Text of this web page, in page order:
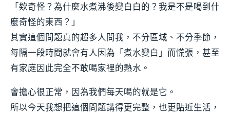
「欸奇怪？為什麼水煮沸後變白白的？我是不是喝到什
麼奇怪的東西？」
其實這個問題真的超多人問我，不分區域、不分季節，
每隔一段時間就會有人因為「煮水變白」而慌張，甚至
有家庭因此完全不敢喝家裡的熱水。
會擔心很正常，因為我們每天喝的就是它。
所以今天我想把這個問題講得更完整，也更貼近生活，